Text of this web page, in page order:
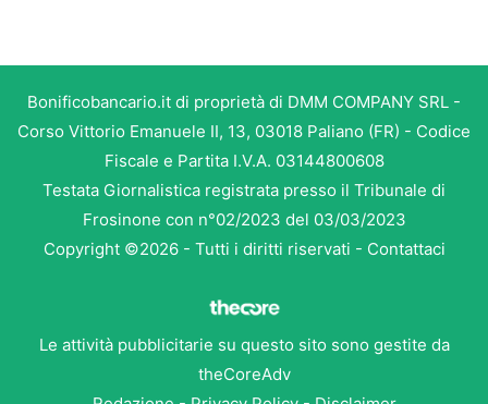
Bonificobancario.it di proprietà di DMM COMPANY SRL -
Corso Vittorio Emanuele II, 13, 03018 Paliano (FR) - Codice
Fiscale e Partita I.V.A. 03144800608
Testata Giornalistica registrata presso il Tribunale di
Frosinone con n°02/2023 del 03/03/2023
Copyright ©2026 - Tutti i diritti riservati - Contattaci
Le attività pubblicitarie su questo sito sono gestite da
theCoreAdv